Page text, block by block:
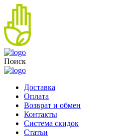
Поиск
Доставка
Оплата
Возврат и обмен
Контакты
Система скидок
Статьи